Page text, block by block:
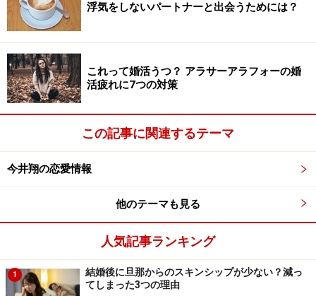
信用できない」と感じているのです。要は「バレなきゃ
OK！」思考を持っている人は、100%の愛をパートナー
から向けられることは無いということです。
そして相手もまた、あなたに対して「バレなきゃOK！」
なことを企てています。「仕返しをしてやる！」と思っ
て企てる人もいるでしょう。浮気は、パートナー間でほ
期に浮気をしていた……ということはよくあることです。
浮気はイメージのなかでされる
自分が浮気をしないこと
浮気をしないパートナーと出会うためには？
これって婚活うつ？ アラサーアラフォーの婚
活疲れに7つの対策
この記事に関連するテーマ
今井翔の恋愛情報
他のテーマも見る
人気記事ランキング
1
結婚後に旦那からのスキンシップが少ない？減っ
てしまった3つの理由